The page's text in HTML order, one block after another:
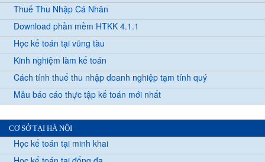
Thuế Thu Nhập Cá Nhân
Download phần mềm HTKK 4.1.1
Học kế toán tại vũng tàu
Kinh nghiệm làm kế toán
Cách tính thuế thu nhập doanh nghiệp tạm tính quý
Mẫu báo cáo thực tập kế toán mới nhất
CƠ SỞ TẠI HÀ NỘI
Học kế toán tại minh khai